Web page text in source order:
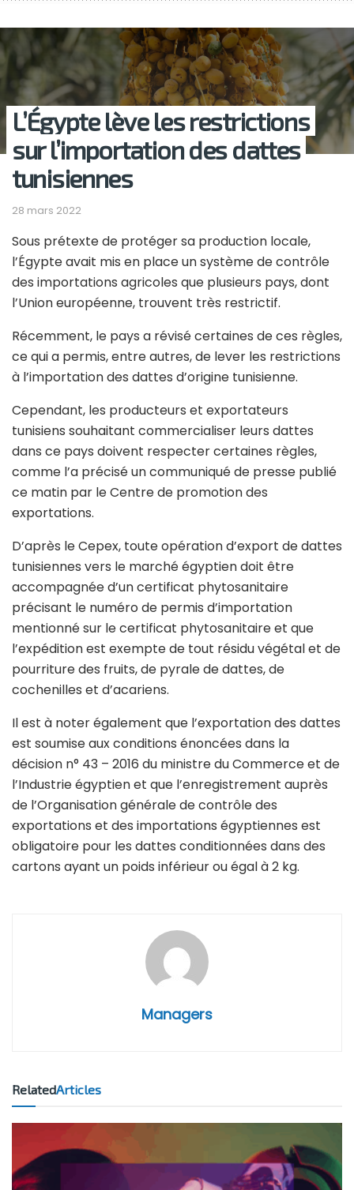
L’Égypte lève les restrictions
sur l’importation des dattes
tunisiennes
28 mars 2022
Sous prétexte de protéger sa production locale,
l’Égypte avait mis en place un système de contrôle
des importations agricoles que plusieurs pays, dont
l’Union européenne, trouvent très restrictif.
Récemment, le pays a révisé certaines de ces règles,
ce qui a permis, entre autres, de lever les restrictions
à l’importation des dattes d’origine tunisienne.
Cependant, les producteurs et exportateurs
tunisiens souhaitant commercialiser leurs dattes
dans ce pays doivent respecter certaines règles,
comme l’a précisé un communiqué de presse publié
ce matin par le Centre de promotion des
exportations.
D’après le Cepex, toute opération d’export de dattes
tunisiennes vers le marché égyptien doit être
accompagnée d’un certificat phytosanitaire
précisant le numéro de permis d’importation
mentionné sur le certificat phytosanitaire et que
l’expédition est exempte de tout résidu végétal et de
pourriture des fruits, de pyrale de dattes, de
cochenilles et d’acariens.
Il est à noter également que l’exportation des dattes
est soumise aux conditions énoncées dans la
décision n° 43 – 2016 du ministre du Commerce et de
l’Industrie égyptien et que l’enregistrement auprès
de l’Organisation générale de contrôle des
exportations et des importations égyptiennes est
obligatoire pour les dattes conditionnées dans des
cartons ayant un poids inférieur ou égal à 2 kg.
Managers
RelatedArticles